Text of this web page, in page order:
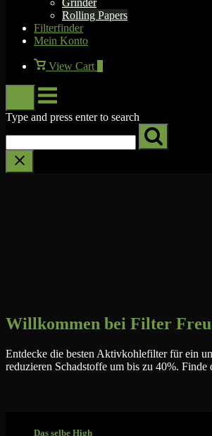
Grinder
Rolling Papers
Filterfinder
Mein Konto
View
cart
View Cart
Menu
Type and press enter to search
Willkommen bei Filter
Entdecke die besten Aktivkohlefilter für ein
reduzieren Schadstoffe um bis zu 40%.
Das selbe High